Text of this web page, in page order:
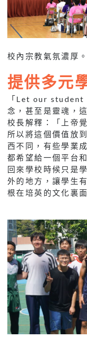
校內宗教氣氛濃厚
提供多元
「Let our student
念，甚至是靈魂，
校長解釋：「上帝
所以將這個價值放
西不同，有些學業
都希望給一個平台
回來學校時候只是
外的地方，讓學生
根在培英的文化裏面